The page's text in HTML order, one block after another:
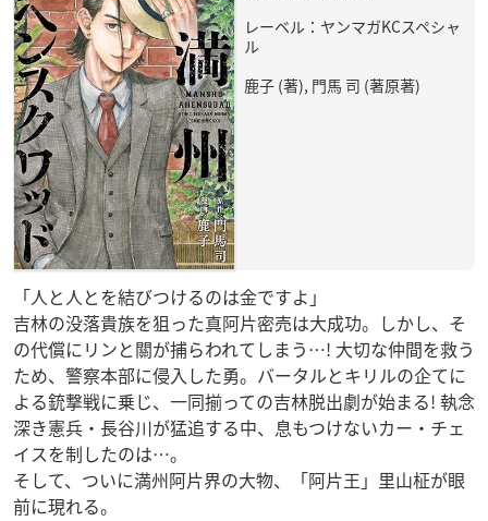
レーベル：ヤンマガKCスペシャ
ル
鹿子 (著), 門馬 司 (著原著)
「人と人とを結びつけるのは金ですよ」
吉林の没落貴族を狙った真阿片密売は大成功。しかし、そ
の代償にリンと關が捕らわれてしまう…! 大切な仲間を救う
ため、警察本部に侵入した勇。バータルとキリルの企てに
よる銃撃戦に乗じ、一同揃っての吉林脱出劇が始まる! 執念
深き憲兵・長谷川が猛追する中、息もつけないカー・チェ
イスを制したのは…。
そして、ついに満州阿片界の大物、「阿片王」里山柾が眼
前に現れる。